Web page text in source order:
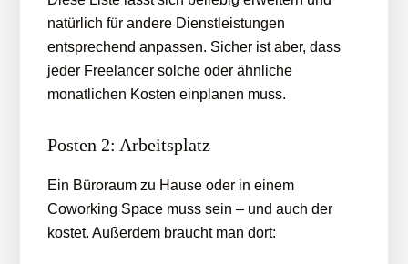
natürlich für andere Dienstleistungen
entsprechend anpassen. Sicher ist aber, dass
jeder Freelancer solche oder ähnliche
monatlichen Kosten einplanen muss.
Posten 2: Arbeitsplatz
Ein Büroraum zu Hause oder in einem
Coworking Space muss sein – und auch der
kostet. Außerdem braucht man dort: